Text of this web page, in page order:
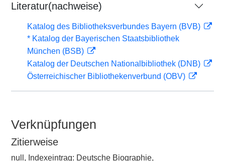
Literatur(nachweise)
Katalog des Bibliotheksverbundes Bayern (BVB)
* Katalog der Bayerischen Staatsbibliothek
München (BSB)
Katalog der Deutschen Nationalbibliothek (DNB)
Österreichischer Bibliothekenverbund (OBV)
Verknüpfungen
Zitierweise
null, Indexeintrag: Deutsche Biographie,